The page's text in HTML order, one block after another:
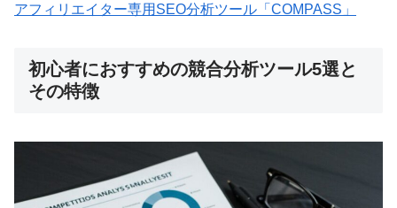
アフィリエイター専用SEO分析ツール「COMPASS」
初心者におすすめの競合分析ツール5選と
その特徴